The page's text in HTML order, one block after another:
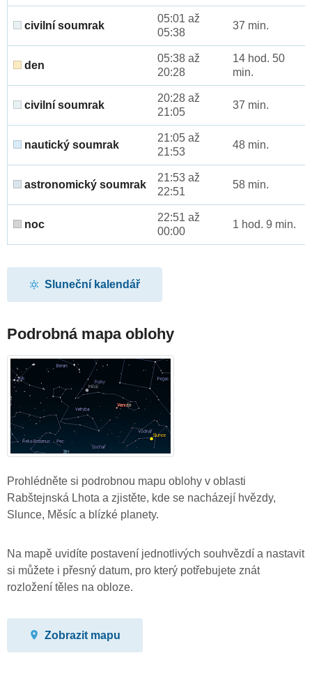
civilní soumrak
05:01 až
05:38
37 min.
den
05:38 až
20:28
14 hod. 50
min.
civilní soumrak
20:28 až
21:05
37 min.
nautický soumrak
21:05 až
21:53
48 min.
astronomický soumrak
21:53 až
22:51
58 min.
noc
22:51 až
00:00
1 hod. 9 min.
Sluneční kalendář
Podrobná mapa oblohy
Prohlédněte si podrobnou mapu oblohy v oblasti
Rabštejnská Lhota a zjistěte, kde se nacházejí hvězdy,
Slunce, Měsíc a blízké planety.
Na mapě uvidíte postavení jednotlivých souhvězdí a nastavit
si můžete i přesný datum, pro který potřebujete znát
rozložení těles na obloze.
Zobrazit mapu